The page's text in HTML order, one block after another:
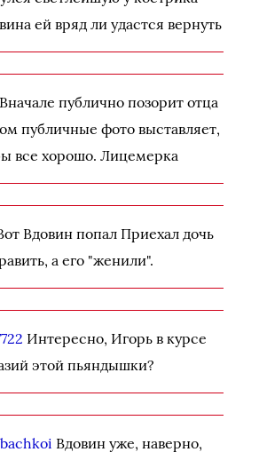
ей вряд ли удастся вернуть
Вначале публично позорит отца
публичные фото выставляет,
все хорошо. Лицемерка
Вдовин попал Приехал дочь
а его "женили".
Интересно, Игорь в курсе
этой пьяндышки?
Вдовин уже, наверно,